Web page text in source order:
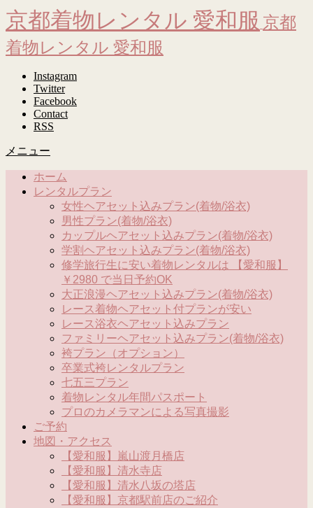
京都着物レンタル 愛和服 京都
着物レンタル 愛和服
Instagram
Twitter
Facebook
Contact
RSS
メニュー
ホーム
レンタルプラン
女性ヘアセット込みプラン(着物/浴衣)
男性プラン(着物/浴衣)
カップルヘアセット込みプラン(着物/浴衣)
学割ヘアセット込みプラン(着物/浴衣)
修学旅行生に安い着物レンタルは 【愛和服】
￥2980 で当日予約OK
大正浪漫ヘアセット込みプラン(着物/浴衣)
レース着物ヘアセット付プランが安い
レース浴衣ヘアセット込みプラン
ファミリーヘアセット込みプラン(着物/浴衣)
袴プラン（オプション）
卒業式袴レンタルプラン
七五三プラン
着物レンタル年間パスポート
プロのカメラマンによる写真撮影
ご予約
地図・アクセス
【愛和服】嵐山渡月橋店
【愛和服】清水寺店
【愛和服】清水八坂の塔店
【愛和服】京都駅前店のご紹介